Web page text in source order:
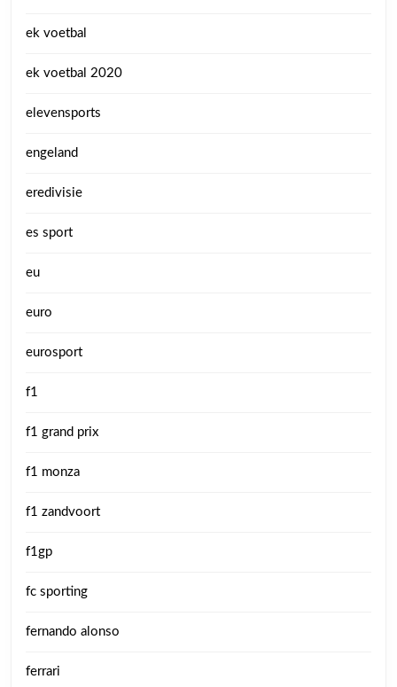
ek voetbal
ek voetbal 2020
elevensports
engeland
eredivisie
es sport
eu
euro
eurosport
f1
f1 grand prix
f1 monza
f1 zandvoort
f1gp
fc sporting
fernando alonso
ferrari